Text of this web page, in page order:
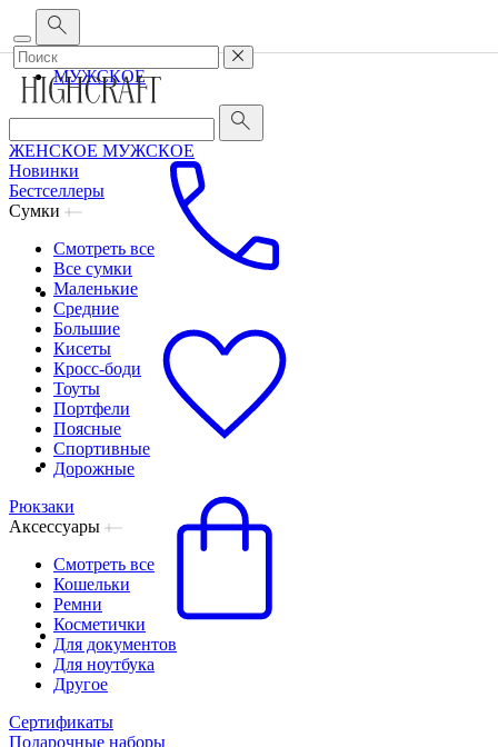
Корпоративным клиентам
ЖЕНСКОЕ
МУЖСКОЕ
ЖЕНСКОЕ МУЖСКОЕ
Новинки
Бестселлеры
Сумки
Смотреть все
Все сумки
Маленькие
Средние
Большие
Кисеты
Кросс-боди
Тоуты
Портфели
Поясные
Спортивные
Дорожные
Рюкзаки
Аксессуары
Смотреть все
Кошельки
Ремни
Косметички
Для документов
Для ноутбука
Другое
Сертификаты
Подарочные наборы